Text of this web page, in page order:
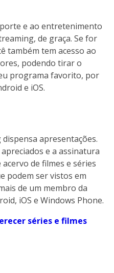
e ao entretenimento
de graça. Se for
também tem acesso ao
podendo tirar o
programa favorito, por
e iOS.
apresentações.
e a assinatura
de filmes e séries
podem ser vistos em
de um membro da
iOS e Windows Phone.
séries e filmes